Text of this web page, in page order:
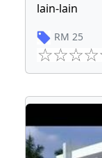
lain-lain
RM 25